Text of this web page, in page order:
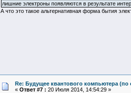
лишние электроны появляются в результате
А что это такое альтернативная форма бытия
Re: Будущее квантового компьютера (по
« Ответ #7 : 20 Июля 2014, 14:54:29 »